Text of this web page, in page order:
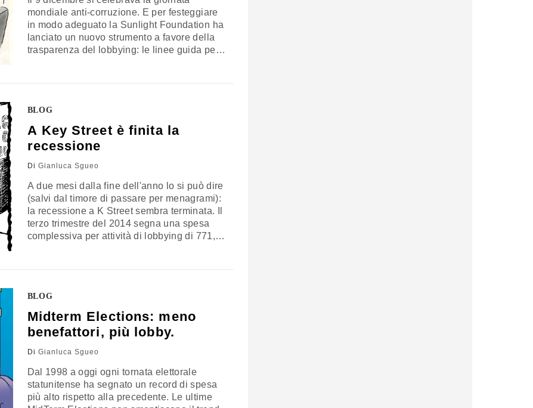
mondiale anti-corruzione. E per festeggiare
in modo adeguato la Sunlight Foundation ha
lanciato un nuovo strumento a favore della
trasparenza del lobbying: le linee guida per
BLOG
A Key Street è finita la
recessione
Di Gianluca Sgueo
A due mesi dalla fine dell'anno lo si può dire
(salvi dal timore di passare per menagrami):
la recessione a K Street sembra terminata. Il
terzo trimestre del 2014 segna una spesa
complessiva per attività di lobbying di 771,9
BLOG
Midterm Elections: meno
benefattori, più lobby.
Di Gianluca Sgueo
Dal 1998 a oggi ogni tornata elettorale
statunitense ha segnato un record di spesa
più alto rispetto alla precedente. Le ultime